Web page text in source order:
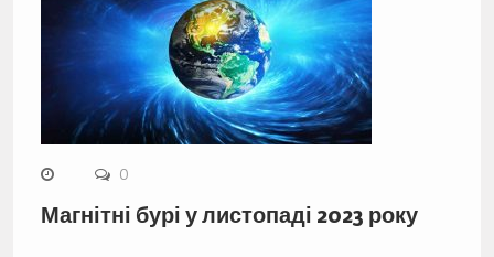
0
Магнітні бурі у листопаді 2023 року